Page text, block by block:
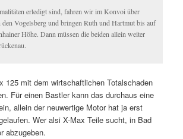
erledigt sind, fahren wir im Konvoi über
Vogelsberg und bringen Ruth und Hartmut bis auf
Höhe. Dann müssen die beiden allein weiter
125 mit dem wirtschaftlichen Totalschaden
Für einen Bastler kann das durchaus eine
allein der neuwertige Motor hat ja erst
Wer alsi X-Max Teile sucht, in Bad
abzugeben.